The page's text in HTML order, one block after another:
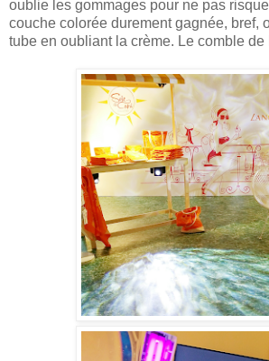
oublie les gommages pour ne pas
couche colorée durement gagnée, bref,
tube en oubliant la crème. Le comble de